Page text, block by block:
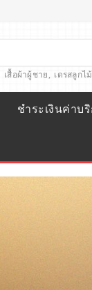
เสื้อผ้าผู้ชาย, เดรสลูกไม้
ชำระเงินค่าบ